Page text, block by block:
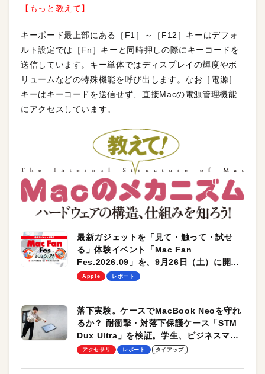
【もっと教えて】
キーボード最上部にある［F1］～［F12］キーはデフォ
ルト設定では［Fn］キーと同時押しの際にキーコードを
送信しています。キー単体ではディスプレイの輝度やボ
リュームなどの特殊機能を呼び出します。なお［電源］
キーはキーコードを送信せず、直接Macの電源管理機能
にアクセスしています。
最新ガジェットを「見て・触って・試せ
る」体験イベント「Mac Fan
Fes.2026.09」を、9月26日（土）に開催
します！
Apple レポート
落下実験。ケースでMacBook Neoを守れ
るか？ 耐衝撃・対落下保護ケース「STM
Dux Ultra」を検証。学生、ビジネスマン
のモバイルユースに最適！
アクセサリ レポート タイアップ